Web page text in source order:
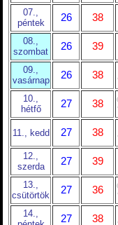
07.,
péntek
26 38
08.,
szombat
26 39
09.,
vasárnap
26 38
10.,
hétfő
27 38
11., kedd 27 38
12.,
szerda
27 39
13.,
csütörtök
27 36
14.,
27 38